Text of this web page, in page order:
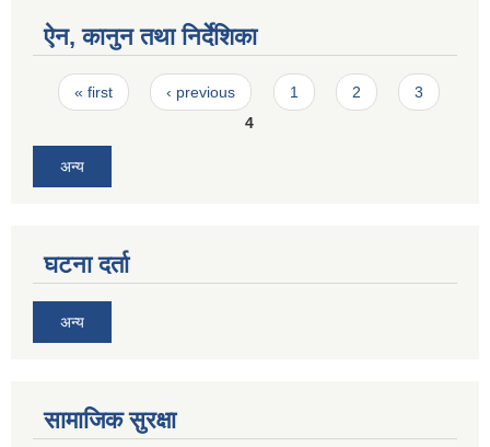
ऐन, कानुन तथा निर्देशिका
Pages
« first ‹ previous 1 2
3
4
अन्य
घटना दर्ता
अन्य
सामाजिक सुरक्षा